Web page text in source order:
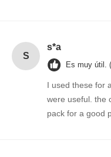
S
s*a
Es muy útil.
I used these for
were useful. the
pack for a good